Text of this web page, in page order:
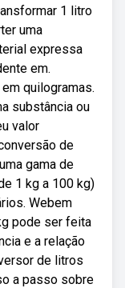
1 litro
uma
expressa
em.
quilogramas.
substância ou
valor
de
gama de
1 kg a 100 kg)
Webem
pode ser feita
e a relação
de litros
a passo sobre